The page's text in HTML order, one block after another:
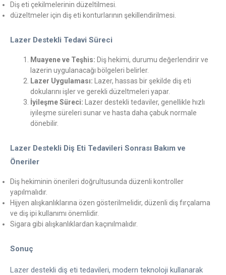
Diş eti çekilmelerinin düzeltilmesi.
düzeltmeler için diş eti konturlarının şekillendirilmesi.
Lazer Destekli Tedavi Süreci
Muayene ve Teşhis: Diş hekimi, durumu değerlendirir ve
lazerin uygulanacağı bölgeleri belirler.
Lazer Uygulaması: Lazer, hassas bir şekilde diş eti
dokularını işler ve gerekli düzeltmeleri yapar.
İyileşme Süreci: Lazer destekli tedaviler, genellikle hızlı
iyileşme süreleri sunar ve hasta daha çabuk normale
dönebilir.
Lazer Destekli Diş Eti Tedavileri Sonrası Bakım ve
Öneriler
Diş hekiminin önerileri doğrultusunda düzenli kontroller
yapılmalıdır.
Hijyen alışkanlıklarına özen gösterilmelidir, düzenli diş fırçalama
ve diş ipi kullanımı önemlidir.
Sigara gibi alışkanlıklardan kaçınılmalıdır.
Sonuç
Lazer destekli diş eti tedavileri, modern teknoloji kullanarak